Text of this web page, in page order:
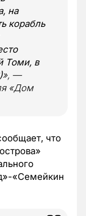
на
корабль
Томи, в
», —
«Дом
что
«Семейкин